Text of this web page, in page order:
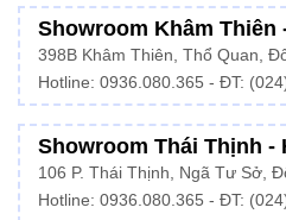
Showroom Khâm Thiên
398B Khâm Thiên, Thổ Quan,
Hotline: 0936.080.365 - ĐT:
Showroom Thái Thịnh -
106 P. Thái Thịnh, Ngã Tư Sở,
Hotline: 0936.080.365 - ĐT: